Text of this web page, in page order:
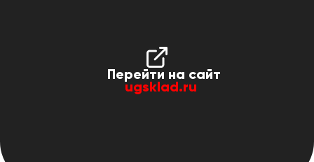
Перейти на сайт
ugsklad.ru